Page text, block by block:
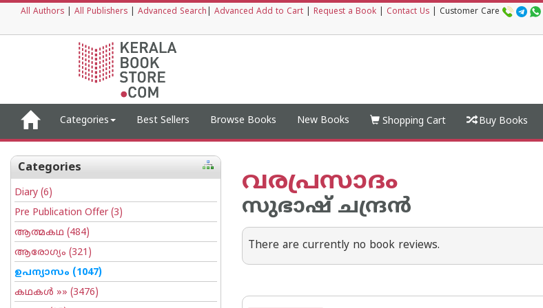
All Authors All Publishers Advanced Search Advanced Add to Cart Request a Book Contact Us Customer Care
Categories Best Sellers Browse Books New Books Shopping Cart Buy Books
Categories
Diary (6)
Pre Publication Offer(3)
ആത്മകഥ (484)
ആരോഗ്യം (321)
ഉപന്യാസം (1047)
കഥകള്‍ »» (3476)
വരപ്രസാദം
സുഭാഷ് ചന്ദ്രന്‍
There are currently no book reviews.